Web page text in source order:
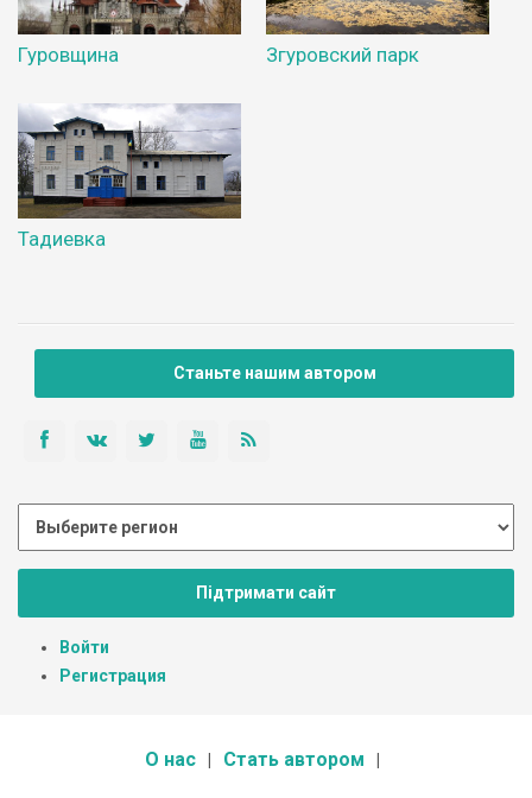
Гуровщина Згуровский парк
Тадиевка
Станьте нашим автором
Підтримати сайт
Войти
Регистрация
О нас Стать автором